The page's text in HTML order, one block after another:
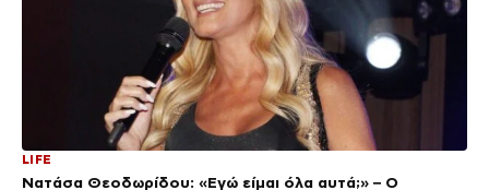
LIFE
Νατάσα Θεοδωρίδου: «Εγώ είμαι όλα αυτά;» – Ο